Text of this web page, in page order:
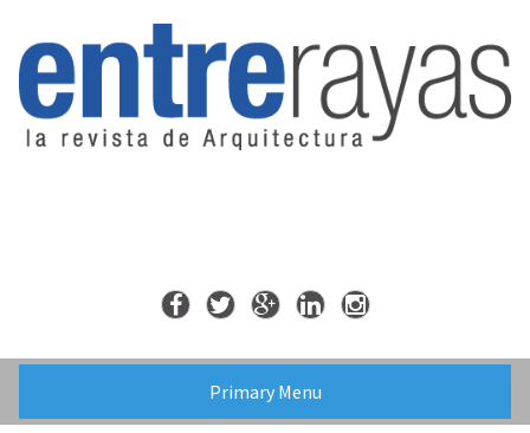
content
Primary Menu